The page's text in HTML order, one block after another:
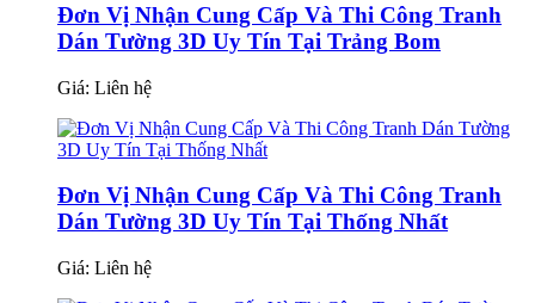
Đơn Vị Nhận Cung Cấp Và Thi Công Tranh
Dán Tường 3D Uy Tín Tại Trảng Bom
Giá: Liên hệ
Đơn Vị Nhận Cung Cấp Và Thi Công Tranh
Dán Tường 3D Uy Tín Tại Thống Nhất
Giá: Liên hệ